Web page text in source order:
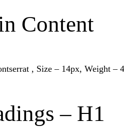
Content
, Size – 14px, Weight –
– H1